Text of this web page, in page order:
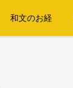
和文のお経